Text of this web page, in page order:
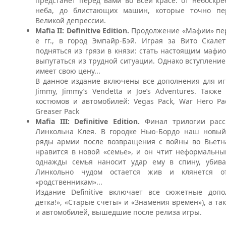
неба, до блистающих машин, которые точно
Великой депрессии.
Mafia II: Definitive Edition. Продолжение «Мафии»
е гг., в город Эмпайр-Бэй. Играя за Вито
подняться из грязи в князи: стать настоящим
выпутаться из трудной ситуации. Однако
имеет свою цену...
В данное издание включены все дополнения для
Jimmy, Jimmy’s Vendetta и Joe’s Adventures.
костюмов и автомобилей: Vegas Pack, War Hero
Greaser Pack
Mafia III: Definitive Edition. Финал трилогии
Линкольна Клея. В городке Нью-Бордо наш
ряды армии после возвращения с войны во
нравится в новой «семье», и он чтит
однажды семья наносит удар ему в спину,
Линкольно чудом остается жив и клянется
«родственникам»...
Издание Definitive включает все сюжетные
детка!», «Старые счеты» и «Знамения времен»), а
и автомобилей, вышедшие после релиза игры.